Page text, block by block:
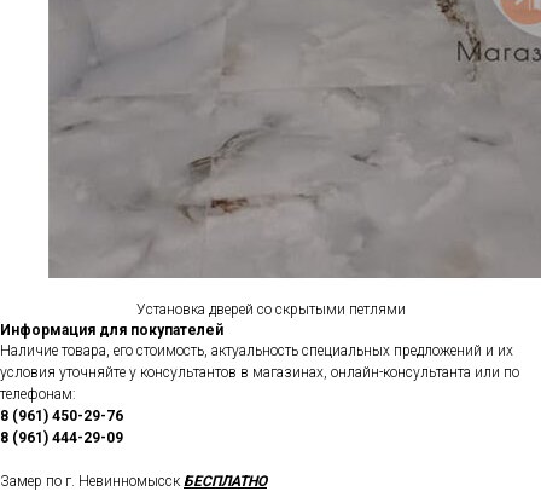
Установка дверей со скрытыми петлями
Информация для покупателей
Наличие товара, его стоимость, актуальность специальных предложений и их
условия уточняйте у консультантов в магазинах, онлайн-консультанта или по
телефонам:
8 (961) 450-29-76
8 (961) 444-29-09
Замер по г. Невинномысск БЕСПЛАТНО